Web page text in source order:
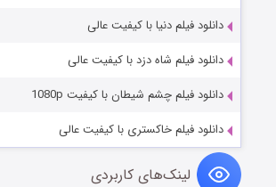
دانلود فیلم دنیا با کیفیت عالی
دانلود فیلم شاه دزد با کیفیت عالی
دانلود فیلم چشم شیطان با کیفیت 1080p
دانلود فیلم خاکستری با کیفیت عالی
لینک‌های کاربردی